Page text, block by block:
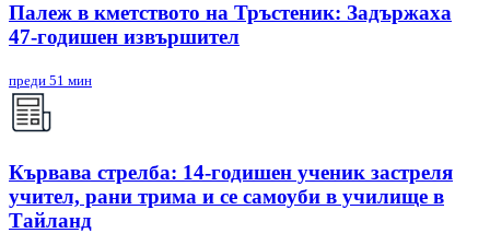
Палеж в кметството на Тръстеник: Задържаха
47-годишен извършител
преди 51 мин
Кървава стрелба: 14-годишен ученик застреля
учител, рани трима и се самоуби в училище в
Тайланд